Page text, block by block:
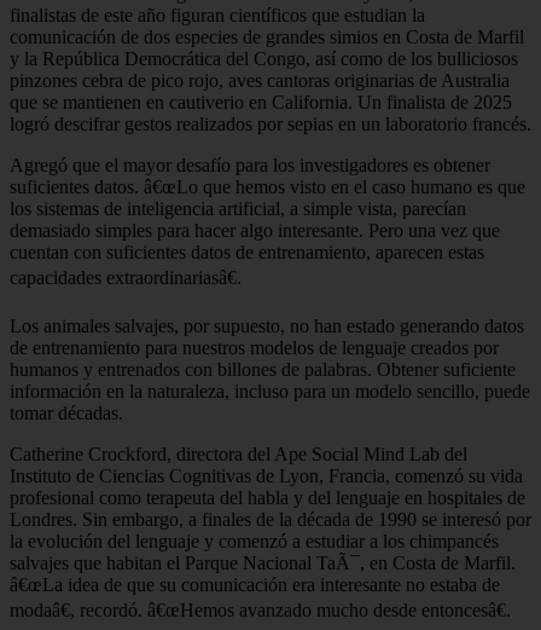
finalistas de este año figuran científicos que estudian la
comunicación de dos especies de grandes simios en Costa de Marfil
y la República Democrática del Congo, así como de los bulliciosos
pinzones cebra de pico rojo, aves cantoras originarias de Australia
que se mantienen en cautiverio en California. Un finalista de 2025
logró descifrar gestos realizados por sepias en un laboratorio francés.
Agregó que el mayor desafío para los investigadores es obtener
suficientes datos. â€œLo que hemos visto en el caso humano es que
los sistemas de inteligencia artificial, a simple vista, parecían
demasiado simples para hacer algo interesante. Pero una vez que
cuentan con suficientes datos de entrenamiento, aparecen estas
capacidades extraordinariasâ€.
Los animales salvajes, por supuesto, no han estado generando datos
de entrenamiento para nuestros modelos de lenguaje creados por
humanos y entrenados con billones de palabras. Obtener suficiente
información en la naturaleza, incluso para un modelo sencillo, puede
tomar décadas.
Catherine Crockford, directora del Ape Social Mind Lab del
Instituto de Ciencias Cognitivas de Lyon, Francia, comenzó su vida
profesional como terapeuta del habla y del lenguaje en hospitales de
Londres. Sin embargo, a finales de la década de 1990 se interesó por
la evolución del lenguaje y comenzó a estudiar a los chimpancés
salvajes que habitan el Parque Nacional TaÃ¯, en Costa de Marfil.
â€œLa idea de que su comunicación era interesante no estaba de
modaâ€, recordó. â€œHemos avanzado mucho desde entoncesâ€.